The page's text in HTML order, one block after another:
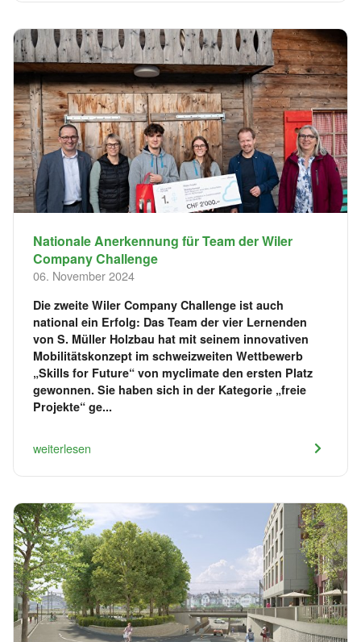
Nationale Anerkennung für Team der Wiler
Company Challenge
06. November 2024
Die zweite Wiler Company Challenge ist auch
national ein Erfolg: Das Team der vier Lernenden
von S. Müller Holzbau hat mit seinem innovativen
Mobilitätskonzept im schweizweiten Wettbewerb
„Skills for Future“ von myclimate den ersten Platz
gewonnen. Sie haben sich in der Kategorie „freie
Projekte“ ge...
weiterlesen